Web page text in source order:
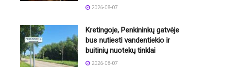
2026-08-07
Kretingoje, Penkininkų gatvėje
bus nutiesti vandentiekio ir
buitinių nuotekų tinklai
2026-08-07